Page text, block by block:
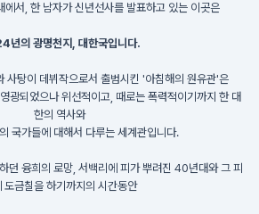
에서, 한 남자가 신년선사를 발표하고 있는 이곳은
년의 광명천지, 대한국입니다.
사탕이 데뷔작으로서 출범시킨 '아침해의 원유관'은
광되었으나 위선적이고, 때로는 폭력적이기까지 한 대
한의 역사와
국가들에 대해서 다루는 세계관입니다.
던 융희의 로망, 서백리에 피가 뿌려진 40년대와 그 피
도금칠을 하기까지의 시간동안